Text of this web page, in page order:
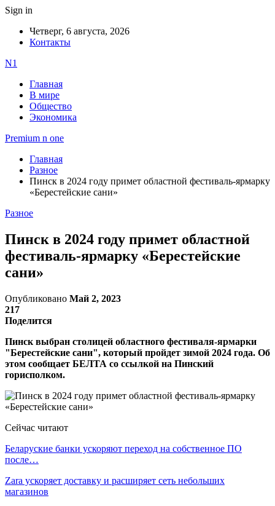
Sign in
Четверг, 6 августа, 2026
Контакты
N1
Главная
В мире
Общество
Экономика
Premium n one
Главная
Разное
Пинск в 2024 году примет областной фестиваль-ярмарку
«Берестейские сани»
Разное
Пинск в 2024 году примет областной
фестиваль-ярмарку «Берестейские
сани»
Опубликовано Май 2, 2023
217
Поделится
Пинск выбран столицей областного фестиваля-ярмарки
"Берестейские сани", который пройдет зимой 2024 года. Об
этом сообщает БЕЛТА со ссылкой на Пинский
горисполком.
Сейчас читают
Беларуские банки ускоряют переход на собственное ПО
после…
Zara ускоряет доставку и расширяет сеть небольших
магазинов